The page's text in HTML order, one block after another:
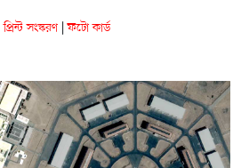
প্রিন্ট সংস্করণ | ফটো কার্ড